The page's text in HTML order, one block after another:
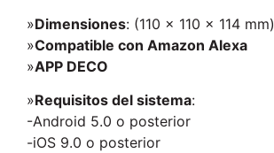
»Dimensiones: (110 × 110 × 114 mm)
»Compatible con Amazon Alexa
»APP DECO
»Requisitos del sistema:
-Android 5.0 o posterior
-iOS 9.0 o posterior